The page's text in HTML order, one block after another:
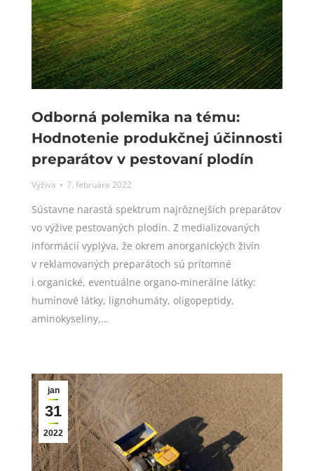
Odborná polemika na tému:
Hodnotenie produkčnej účinnosti
preparátov v pestovaní plodín
Výživa 7. februára 2022
Sústavne narastá spektrum najrôznejších preparátov
vo výžive pestovaných plodín. Z medializovaných
informácií vyplýva, že okrem anorganických živín
v reklamovaných preparátoch sú prítomné
i organické, eventuálne organo-minerálne látky:
humínové látky, lignohumáty, oligopeptidy,
aminokyseliny,…
jan
31
2022